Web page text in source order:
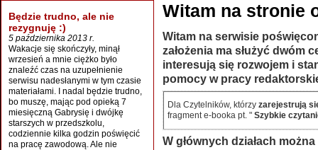
Będzie trudno, ale nie
rezygnuję :)
5 października 2013 r.
Wakacje się skończyły, minął
wrzesień a mnie ciężko było
znaleźć czas na uzupełnienie
serwisu nadesłanymi w tym czasie
materiałami. I nadal będzie trudno,
bo muszę, mając pod opieką 7
miesięczną Gabrysię i dwójkę
starszych w przedszkolu,
codziennie kilka godzin poświęcić
na pracę zawodową. Ale nie
Witam na stronie
Witam na serwisie
założenia ma służyć dwóm
interesują się rozwojem i
pomocy w pracy
Dla Czytelników, którzy zarejestrują
fragment e-booka pt. " Szybkie
W głównych działach